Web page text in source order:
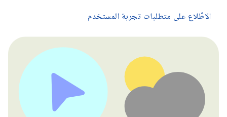
الاطّلاع على متطلبات تجربة المستخدم